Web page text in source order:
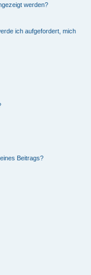
werden?
ich aufgefordert, mich
Beitrags?